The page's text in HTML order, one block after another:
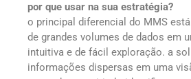
por que usar na sua estratégia?
o principal diferencial do MMS
de grandes volumes de dados em
intuitiva e de fácil exploração. a
informações dispersas em uma